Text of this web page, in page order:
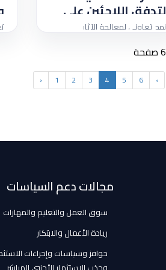
لتدفق اللاجئين على
مصر
نهج تعاوني لمعالجة الآثار
‹ 1 2 3 4 5 6 ›
مجالات دعم السياسات
سوق العمل والتعليم والمهارات
ريادة الأعمال والابتكار
حوافز وسياسات وإجراءات